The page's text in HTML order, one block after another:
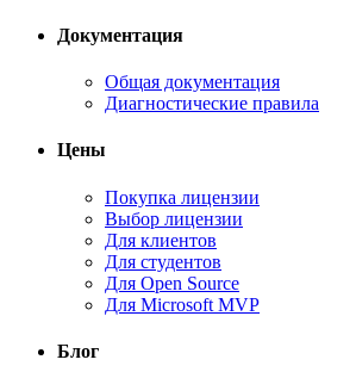
Документация
Общая документация
Диагностические правила
Цены
Покупка лицензии
Выбор лицензии
Для клиентов
Для студентов
Для Open Source
Для Microsoft MVP
Блог